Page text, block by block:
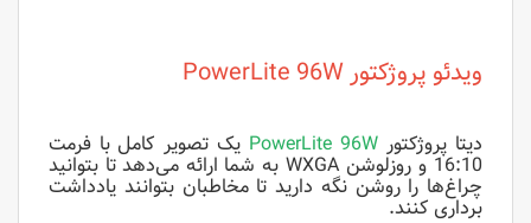
ویدئو پروژکتور PowerLite 96W
دیتا پروژکتورPowerLite 96W یک تصویر کامل با فرمت
16:10 و روزلوشن WXGA به شما ارائه می‌دهد تا بتوانید
چراغ‌ها را روشن نگه دارید تا مخاطبان بتوانند یادداشت
برداری کنند.